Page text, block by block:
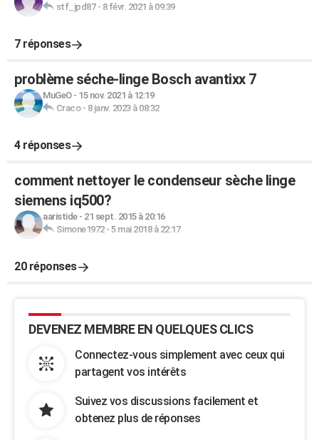
stf_jpd87- 8 févr. 2021 à 09:39
7 réponses
problème séche-linge Bosch avantixx 7
MuGeO- 15 nov. 2021 à 12:19
Craco- 8 janv. 2023 à 08:32
4 réponses
comment nettoyer le condenseur sèche linge
siemens iq500?
aaristide- 21 sept. 2015 à 20:16
Simone1972- 5 mai 2018 à 22:17
20 réponses
DEVENEZ MEMBRE EN QUELQUES CLICS
Connectez-vous simplement avec ceux qui
partagent vos intérêts
Suivez vos discussions facilement et
obtenez plus de réponses